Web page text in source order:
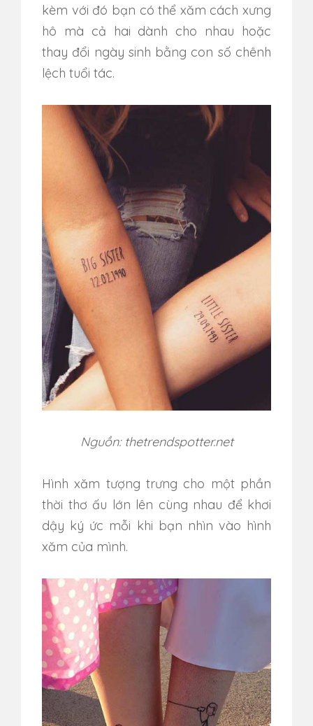
kèm với đó bạn có thể xăm cách xưng
hô mà cả hai dành cho nhau hoặc
thay đổi ngày sinh bằng con số chênh
lệch tuổi tác.
Nguồn: thetrendspotter.net
Hình xăm tượng trưng cho một phần
thời thơ ấu lớn lên cùng nhau để khơi
dậy ký ức mỗi khi bạn nhìn vào hình
xăm của mình.